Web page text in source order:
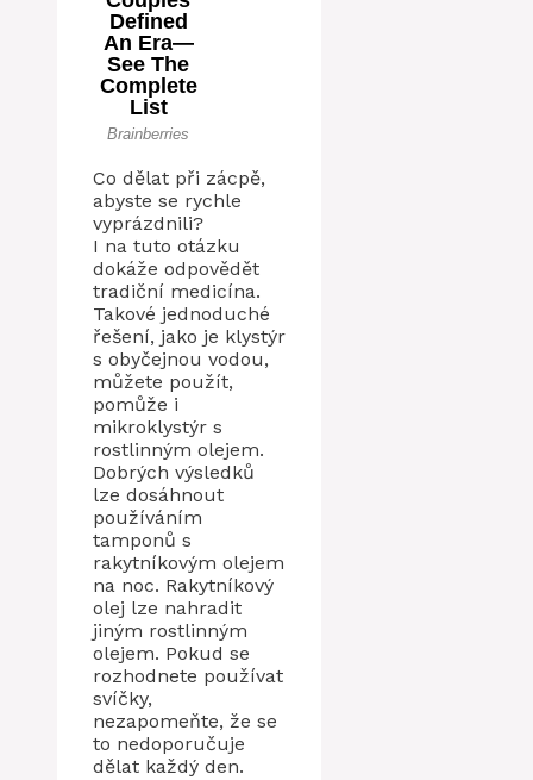
Co dělat při zácpě,
abyste se rychle
vyprázdnili?
I na tuto otázku
dokáže odpovědět
tradiční medicína.
Takové jednoduché
řešení, jako je klystýr
s obyčejnou vodou,
můžete použít,
pomůže i
mikroklystýr s
rostlinným olejem.
Dobrých výsledků
lze dosáhnout
používáním
tamponů s
rakytníkovým olejem
na noc. Rakytníkový
olej lze nahradit
jiným rostlinným
olejem. Pokud se
rozhodnete používat
svíčky,
nezapomeňte, že se
to nedoporučuje
dělat každý den.